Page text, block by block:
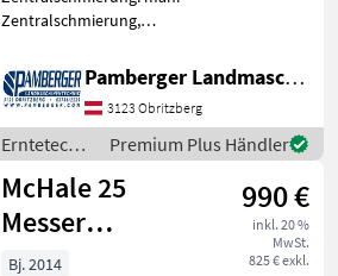
Zentralschmierung,
Ballenkammer, Druckluft,
Netzbindung,
Rollenniederhalter,
Schneidwerk Die Mc Hale
V6-750 ist eine Schne
Pamberger Landmaschinentechnik GmbH
3123 Obritzberg
Erntetechnik
Grünland /
McHale
Premium Plus Händler
McHale 25
Messer
Schneidwerk
990 €
inkl. 20 %
MwSt.
825 € exkl.
Bj. 2014